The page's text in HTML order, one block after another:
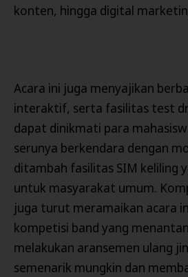
konten, hingga digital
Acara ini juga menyajikan
interaktif, serta fasilitas test
dapat dinikmati para
serunya berkendara dengan
ditambah fasilitas SIM keliling
untuk masyarakat umum.
juga turut meramaikan acara
kompetisi band yang
melakukan aransemen ulang
semenarik mungkin dan